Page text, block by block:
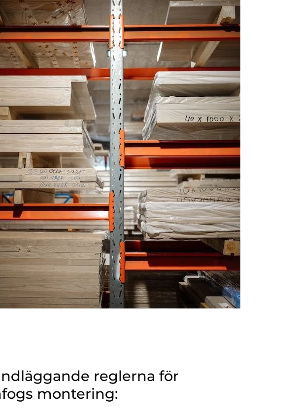
reglerna för
montering: